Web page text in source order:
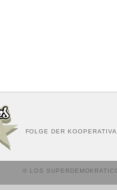
FOLGE DER
© LOS